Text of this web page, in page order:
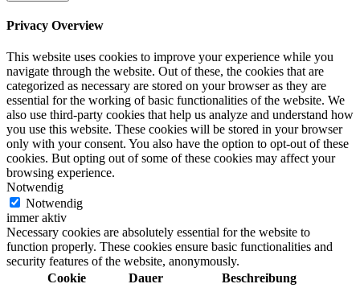
Privacy Overview
This website uses cookies to improve your experience while you
navigate through the website. Out of these, the cookies that are
categorized as necessary are stored on your browser as they are
essential for the working of basic functionalities of the website. We
also use third-party cookies that help us analyze and understand how
you use this website. These cookies will be stored in your browser
only with your consent. You also have the option to opt-out of these
cookies. But opting out of some of these cookies may affect your
browsing experience.
Notwendig
Notwendig
immer aktiv
Necessary cookies are absolutely essential for the website to
function properly. These cookies ensure basic functionalities and
security features of the website, anonymously.
Cookie
Dauer Beschreibung